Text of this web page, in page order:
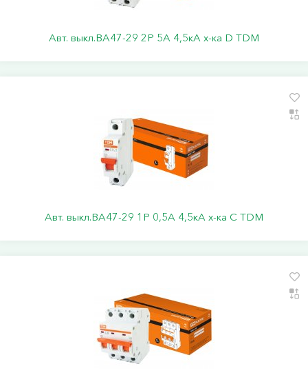
Авт. выкл.ВА47-29 2Р 5А 4,5кА х-ка D TDM
Авт. выкл.ВА47-29 1Р 0,5А 4,5кА х-ка С TDM